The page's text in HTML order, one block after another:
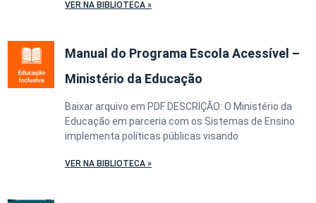
VER NA BIBLIOTECA »
Manual do Programa Escola Acessível –
Ministério da Educação
Baixar arquivo em PDF DESCRIÇÃO: O Ministério da
Educação em parceria com os Sistemas de Ensino
implementa políticas públicas visando
VER NA BIBLIOTECA »